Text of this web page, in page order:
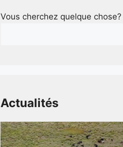
Vous cherchez quelque chose?
Actualités